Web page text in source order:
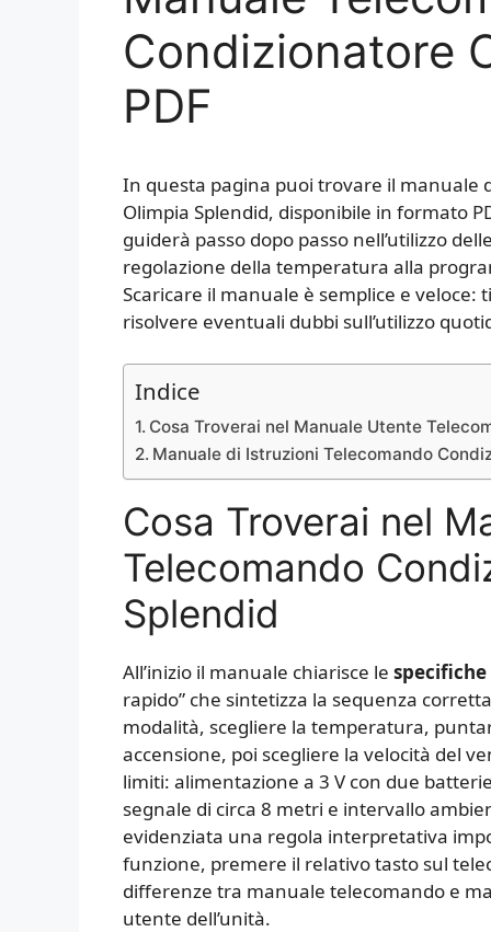
Condizionatore
PDF
In questa pagina puoi trovare il manuale
Olimpia Splendid, disponibile in formato
guiderà passo dopo passo nell’utilizzo
regolazione della temperatura alla
Scaricare il manuale è semplice e
risolvere eventuali dubbi sull’utilizzo
Indice
Cosa Troverai nel Manuale Utente
Manuale di Istruzioni Telecomando
Cosa Troverai nel
Telecomando
Splendid
All’inizio il manuale chiarisce le
rapido” che sintetizza la sequenza
modalità, scegliere la temperatura,
accensione, poi scegliere la velocità del
limiti: alimentazione a 3 V con due
segnale di circa 8 metri e intervallo
evidenziata una regola interpretativa
funzione, premere il relativo tasto sul
differenze tra manuale telecomando e
utente dell’unità.